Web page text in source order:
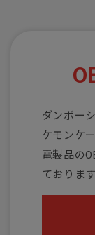
ダンボー
ケモンケ
電製品の
ております